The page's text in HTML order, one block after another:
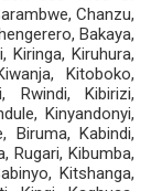
Chanzu,
Bakaya,
⁠Kiringa, ⁠Kiruhura,
⁠Kitoboko,
⁠Rwindi, ⁠Kibirizi,
⁠Kinyandonyi,
⁠Biruma, ⁠Kabindi,
Rugari, ⁠Kibumba,
Kitshanga,